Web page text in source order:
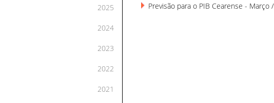
2025
2024
2023
2022
2021
Previsão para o PIB Cearense - Março